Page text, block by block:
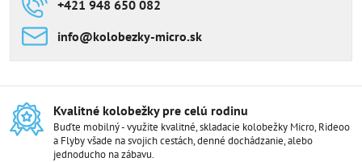
+421 948 650 082
info​@kolobezky-micro​.sk
Kvalitné kolobežky pre celú rodinu
Buďte mobilný - využite kvalitné, skladacie kolobežky Micro, Rideoo
a Flyby všade na svojich cestách, denné dochádzanie, alebo
jednoducho na zábavu.